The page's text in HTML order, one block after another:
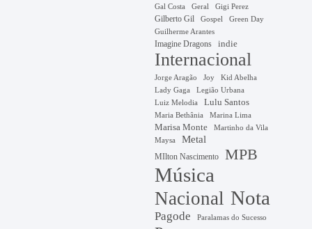
Gal Costa Geral Gigi Perez
Gilberto Gil Gospel Green Day
Guilherme Arantes
Imagine Dragons indie
Internacional
Jorge Aragão Joy Kid Abelha
Lady Gaga
Legião Urbana
Luiz Melodia
Lulu Santos
Maria Bethânia Marina Lima
Marisa Monte
Martinho da Vila
Maysa
Metal
MIlton Nascimento MPB
Música
Nacional Nota
Pagode Paralamas do Sucesso